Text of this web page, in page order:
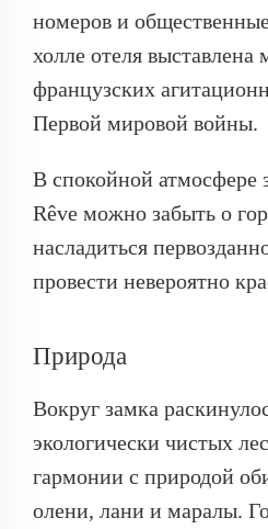
номеров и
холле отеля выставлена
французских
Первой мировой войны.
В спокойной атмосфере
Rêve можно забыть о
насладиться
провести невероятно
Природа
Вокруг замка
экологически чистых
гармонии с природой
олени, лани и маралы.